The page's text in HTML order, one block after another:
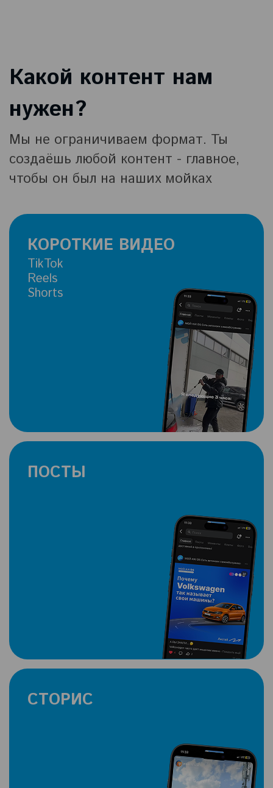
Какой контент нам
нужен?
Мы не ограничиваем формат. Ты
создаёшь любой контент - главное,
чтобы он был на наших мойках
КОРОТКИЕ ВИДЕО
TikTok
Reels
Shorts
ПОСТЫ
СТОРИС